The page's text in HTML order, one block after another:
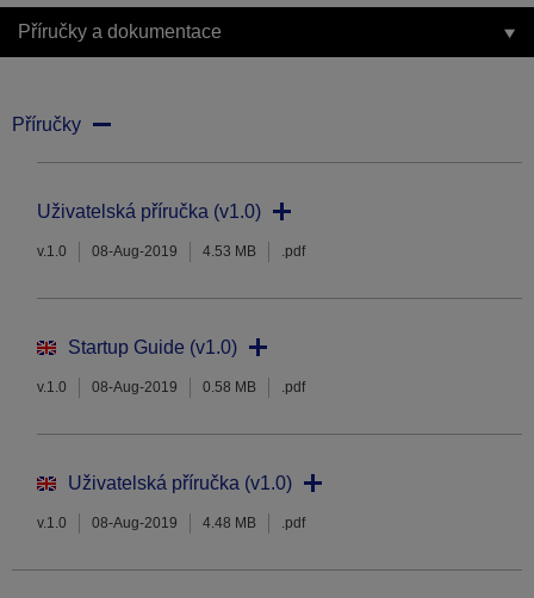
Příručky a dokumentace
Příručky
Uživatelská příručka (v1.0)
v.1.0 08-Aug-2019 4.53 MB .pdf
Startup Guide (v1.0)
v.1.0 08-Aug-2019 0.58 MB .pdf
Uživatelská příručka (v1.0)
v.1.0 08-Aug-2019 4.48 MB .pdf